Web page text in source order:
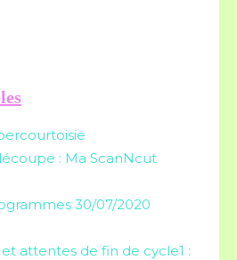
: Ma ScanNcut
30/07/2020
attentes de fin de cycle1 :